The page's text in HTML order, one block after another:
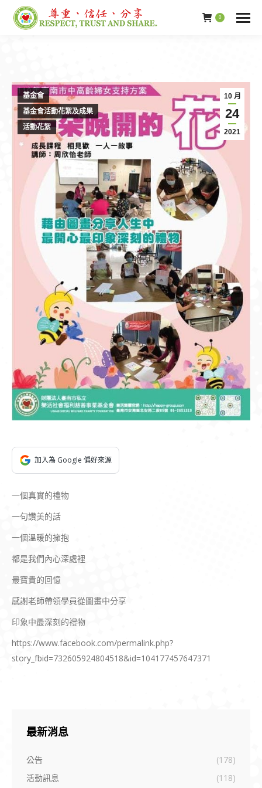
0
10 月
24
2021
基金會
基金會活動花絮及成果
活動花絮
加入為 Google 偏好來源
一個真實的禮物
一句讚美的話
一個溫暖的擁抱
都是我們內心深處裡
最寶貴的回憶
感謝老師帶領學員從圖畫中分享
印象中最深刻的禮物
https://www.facebook.com/permalink.php?
story_fbid=732605924804518&id=104177457647371
最新消息
公告
(178)
活動訊息
(118)